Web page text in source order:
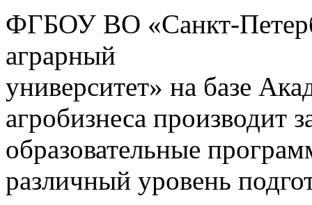
ФГБОУ ВО «Санкт-
аграрный
университет» на базе
агробизнеса производит
образовательные
различный уровень